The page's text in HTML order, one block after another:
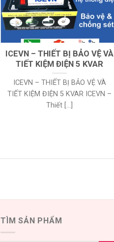
ICEVN – THIẾT BỊ BẢO VỆ VÀ
TIẾT KIỆM ĐIỆN 5 KVAR
ICEVN – THIẾT BỊ BẢO VỆ VÀ
TIẾT KIỆM ĐIỆN 5 KVAR ICEVN –
Thiết [...]
TÌM SẢN PHẨM